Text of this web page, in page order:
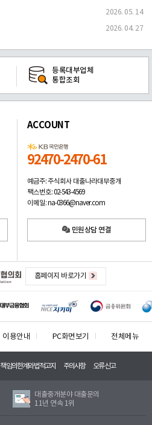
2026. 05. 14
2026. 04. 27
등록대부업체
통합조회
ACCOUNT
92470-2470-61
예금주: 주식회사 대출나라대부중개
팩스번호: 02-543-4569
이메일: na-0366@naver.com
민원상담 연결
홈페이지 바로가기
이용안내 PC화면보기 전체메뉴
책임의한계와법적고지 주의사항 오류신고
대출중개분야 대출문의
11년 연속 1위